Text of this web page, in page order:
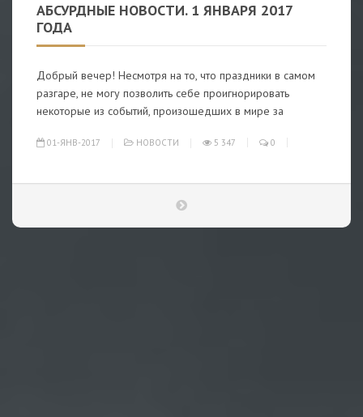
АБСУРДНЫЕ НОВОСТИ. 1 ЯНВАРЯ 2017
ГОДА
Добрый вечер! Несмотря на то, что праздники в самом
разгаре, не могу позволить себе проигнорировать
некоторые из событий, произошедших в мире за
01-ЯНВ-2017 НОВОСТИ 5 347 0